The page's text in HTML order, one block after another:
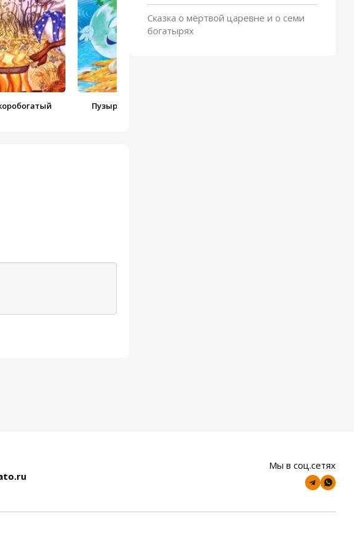
Пузырь, соломинка и
Сказка о мёртвой царевне и о семи
богатырях
Мы в соц.сетях